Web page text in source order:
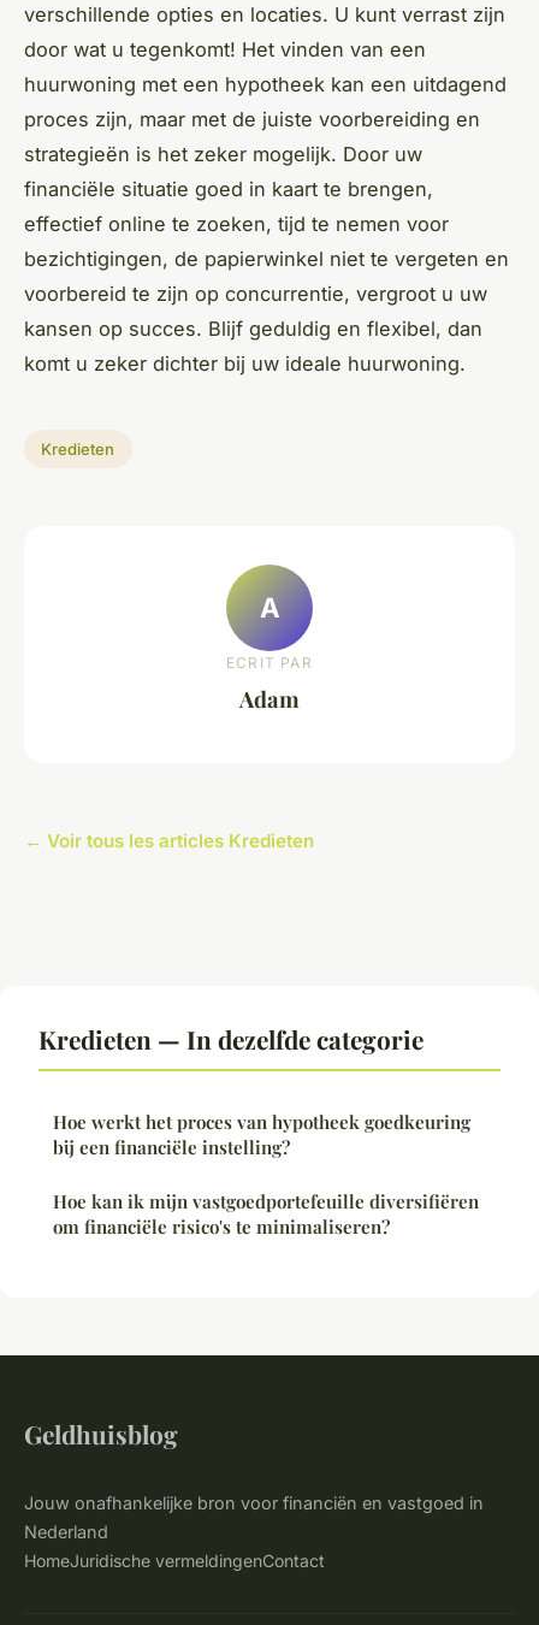
verschillende opties en locaties. U kunt verrast zijn
door wat u tegenkomt! Het vinden van een
huurwoning met een hypotheek kan een uitdagend
proces zijn, maar met de juiste voorbereiding en
strategieën is het zeker mogelijk. Door uw
financiële situatie goed in kaart te brengen,
effectief online te zoeken, tijd te nemen voor
bezichtigingen, de papierwinkel niet te vergeten en
voorbereid te zijn op concurrentie, vergroot u uw
kansen op succes. Blijf geduldig en flexibel, dan
komt u zeker dichter bij uw ideale huurwoning.
Kredieten
A
ECRIT PAR
Adam
← Voir tous les articles Kredieten
Kredieten — In dezelfde categorie
Hoe werkt het proces van hypotheek goedkeuring
bij een financiële instelling?
Hoe kan ik mijn vastgoedportefeuille diversifiëren
om financiële risico's te minimaliseren?
Geldhuisblog
Jouw onafhankelijke bron voor financiën en vastgoed in
Nederland
HomeJuridische vermeldingenContact